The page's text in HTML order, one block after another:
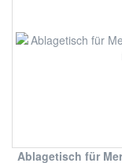
Ablagetisch für